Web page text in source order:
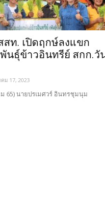
สท. เปิดฤกษ์ลงแขก
นธุ์ข้าวอินทรีย์ สกก.วั
ม 17, 2023
65) นายปรเมศวร์ อินทรชุมนุม